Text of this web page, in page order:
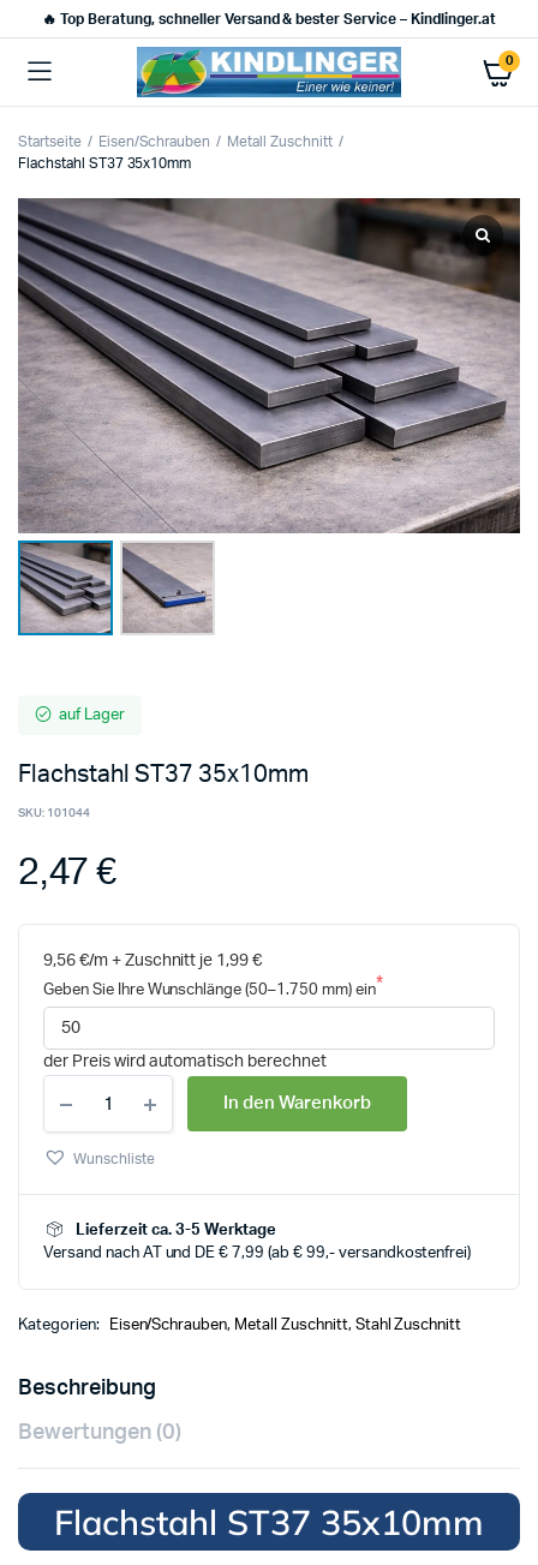
🔥 Top Beratung, schneller Versand & bester Service – Kindlinger.at
0
Startseite Eisen/Schrauben
Metall Zuschnitt
Flachstahl ST37 35x10mm
auf Lager
Flachstahl ST37 35x10mm
SKU: 101044
2,47 €
9,56 €/m + Zuschnitt je 1,99 €
Geben Sie Ihre Wunschlänge (50–1.750 mm) ein
der Preis wird automatisch berechnet
In den Warenkorb
Wunschliste
Lieferzeit ca. 3-5 Werktage
Versand nach AT und DE € 7,99 (ab € 99,- versandkostenfrei)
Kategorien: Eisen/Schrauben, Metall Zuschnitt, Stahl Zuschnitt
Beschreibung
Bewertungen (0)
Flachstahl ST37 35x10mm